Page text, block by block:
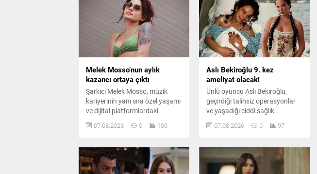
Melek Mosso’nun aylık
kazancı ortaya çıktı
Şarkıcı Melek Mosso, müzik
kariyerinin yanı sıra özel yaşamı
ve dijital platformlardaki
ettiriyor. Instagram’da ücretli
Mosso’nun abone sayısı ve
buradan elde ettiği aylık gelir
belli oldu.
07.08.2026 0 100
Aslı Bekiroğlu 9. kez
ameliyat olacak!
Ünlü oyuncu Aslı Bekiroğlu,
geçirdiği talihsiz operasyonlar
ve yaşadığı ciddi sağlık
ameliyatın sonrasında
masasına yatacağını duyurdu.
07.08.2026 0 97